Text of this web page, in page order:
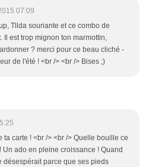
07:09
Tllda souriante et ce combo de
Il est trop mignon ton marmottin,
? merci pour ce beau cliché -
de l'été ! <br /> <br /> Bises ;)
ta carte ! <br /> <br /> Quelle bouille ce
Un ado en pleine croissance ! Quand
désespérait parce que ses pieds